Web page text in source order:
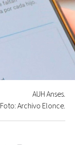
AUH Anses.
Foto: Archivo Elonce.